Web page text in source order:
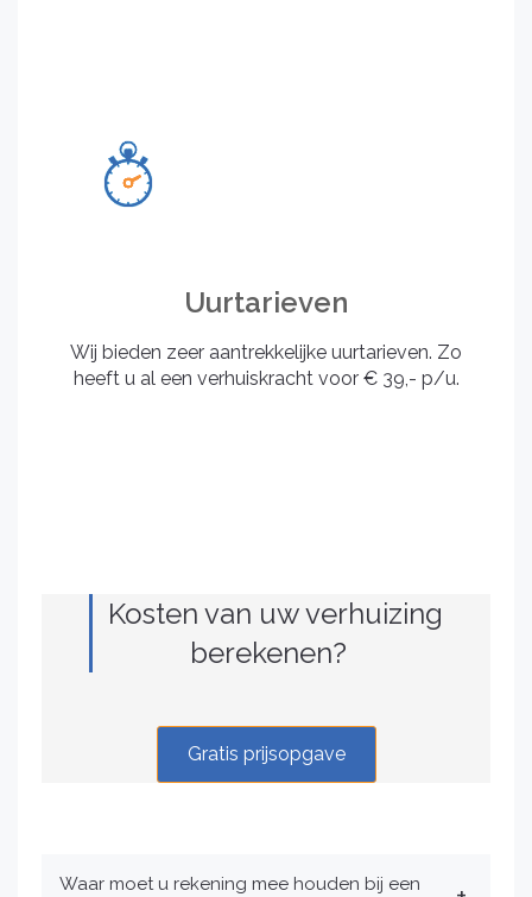
Uurtarieven
Wij bieden zeer aantrekkelijke uurtarieven. Zo
heeft u al een verhuiskracht voor € 39,- p/u.
Kosten van uw verhuizing
berekenen?
Gratis prijsopgave
Waar moet u rekening mee houden bij een